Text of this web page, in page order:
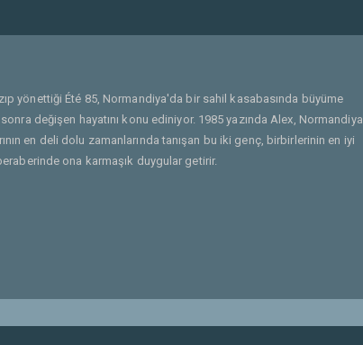
yönettiği Été 85, Normandiya'da bir sahil kasabasında büyüme
değişen hayatını konu ediniyor. 1985 yazında Alex, Normandiya
en deli dolu zamanlarında tanışan bu iki genç, birbirlerinin en iyi
ona karmaşık duygular getirir.